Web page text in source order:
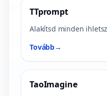
TTprompt
Alakítsd minden
Tovább→
TaoImagine